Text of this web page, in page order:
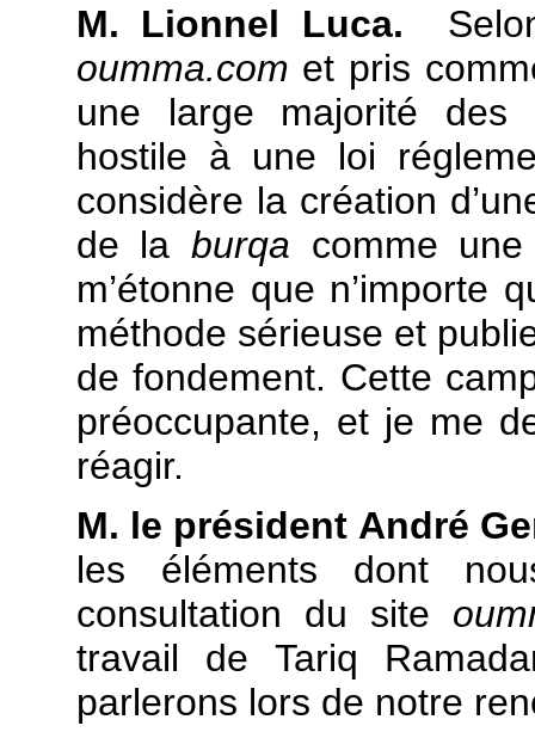
M. Lionnel Luca.
oumma.com et pris
une large majorité des
hostile à une loi
considère la création
de laburqa comme
m’étonne que n’importe
méthode sérieuse et
de fondement. Cette
préoccupante, et je me
réagir.
M. le président André
les éléments dont
consultation du site
travail de Tariq
parlerons lors de notre